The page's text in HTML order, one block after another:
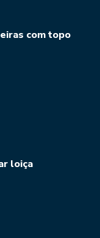
com topo
loiça